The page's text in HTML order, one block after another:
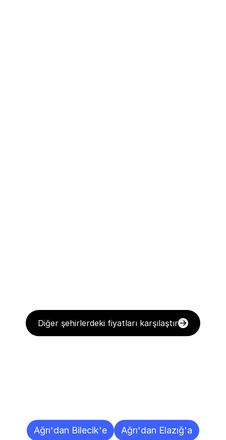
Diğer şehirlerdeki fiyatları karşılaştır
Ağrı'dan Bilecik'e
Ağrı'dan Elazığ'a